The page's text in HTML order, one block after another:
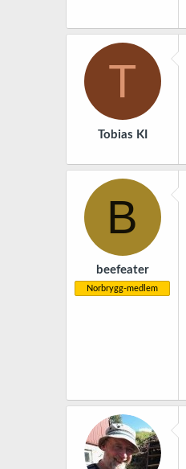
T
Tobias KI
B
beefeater
Norbrygg-medlem